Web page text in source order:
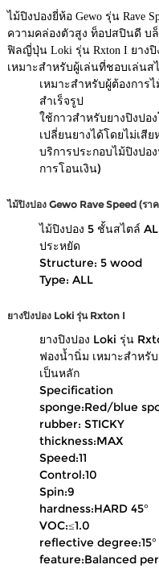
ไม้ปิงปองยี่ห้อ Gewo รุ่น Rave
ความคล่องตัวสูง ท็อปสปินดี บ
ฟิลญี่ปุ่น Loki รุ่น Rxton I ยาง
เหมาะสำหรับผู้เล่นที่ชอบเล่น
เหมาะสำหรับผู้ต้องการ
สำเร็จรูป
ใช้กาวสำหรับยางปิงปอ
เปลี่ยนยางได้โดยไม่เสีย
บริการประกอบไม้ปิงปอ
การโอนเงิน)
ไม้ปิงปอง Gewo Rave Speed (รา
ไม้ปิงปอง 5 ชั้นสไตล์
ประหยัด
Structure: 5 wood
Type: ALL
ยางปิงปอง Loki รุ่น Rxton I
ยางปิงปอง Loki รุ่น
ฟองน้ำนิ่ม เหมาะสำหรั
เป็นหลัก
Specification
sponge:Red/blue
rubber: STICKY
thickness:MAX
Speed:11
Control:10
Spin:9
hardness:HARD 45°
VOC:≤1.0
reflective degree:15°
feature:Balanced